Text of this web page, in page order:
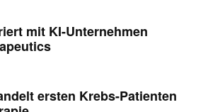
mit KI-Unternehmen
ersten Krebs-Patienten